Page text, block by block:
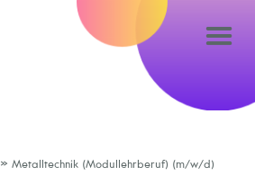
» Metalltechnik (Modullehrberuf) (m/w/d)